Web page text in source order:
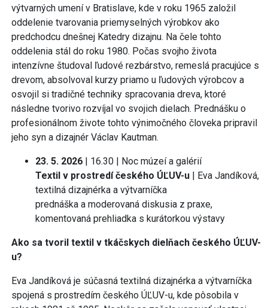
výtvarných umení v Bratislave, kde v roku 1965 založil
oddelenie tvarovania priemyselných výrobkov ako
predchodcu dnešnej Katedry dizajnu. Na čele tohto
oddelenia stál do roku 1980. Počas svojho života
intenzívne študoval ľudové rezbárstvo, remeslá pracujúce s
drevom, absolvoval kurzy priamo u ľudových výrobcov a
osvojil si tradičné techniky spracovania dreva, ktoré
následne tvorivo rozvíjal vo svojich dielach. Prednášku o
profesionálnom živote tohto výnimočného človeka pripravil
jeho syn a dizajnér Václav Kautman.
23. 5. 2026 | 16.30 | Noc múzeí a galérií
Textil v prostredí českého ÚĽUV-u | Eva Jandíková,
textilná dizajnérka a výtvarníčka
prednáška a moderovaná diskusia z praxe,
komentovaná prehliadka s kurátorkou výstavy
Ako sa tvoril textil v tkáčskych dielňach českého ÚĽUV-
u?
Eva Jandíková je súčasná textilná dizajnérka a výtvarníčka
spojená s prostredím českého ÚĽUV-u, kde pôsobila v